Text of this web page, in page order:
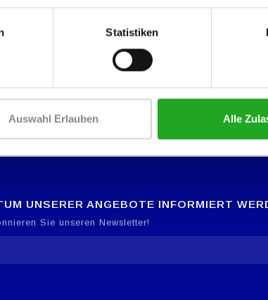
Statistiken
Auswahl Erlauben Alle
Dual Lat Pull Down und Dual Rowing bieten vielfältige
und Unterkörpers und des Rumpfes.
UNSERER ANGEBOTE INFORMIERT
Sie unseren Newsletter!